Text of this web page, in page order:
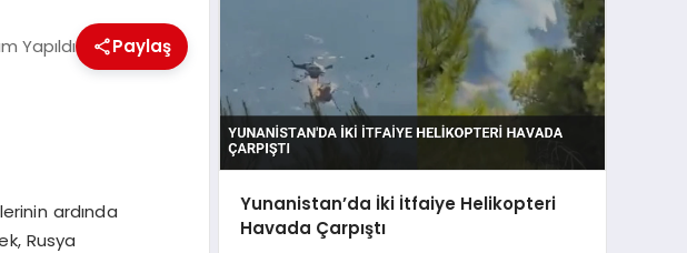
Yapıldı Paylaş
ardında
Rusya
Yunanistan’da İki İtfaiye Helikopteri
Havada Çarpıştı